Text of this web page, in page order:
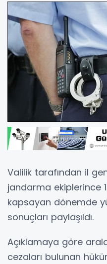
Valilik tarafından il
jandarma ekiplerince
kapsayan dönemde
sonuçları paylaşıldı.
Açıklamaya göre
cezaları bulunan